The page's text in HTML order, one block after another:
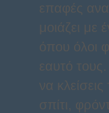
επαφές
μοιάζει με
όπου όλοι
εαυτό
να
σπίτι,